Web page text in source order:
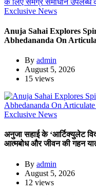
Exclusive News
Anuja Sahai Explores
Abhedananda On
By admin
August 5, 2026
15 views
Exclusive News
अनुजा सहाई के ‘आर्टिक्युलेट
आत्मबोध और जीवन की गहन
By admin
August 5, 2026
12 views